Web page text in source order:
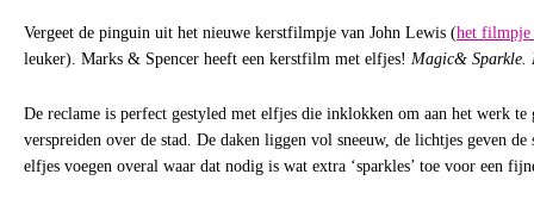
Vergeet de pinguin uit het nieuwe kerstfilmpje van John Lewis (het filmpje
leuker). Marks & Spencer heeft een kerstfilm met elfjes! Magic& Sparkle.
De reclame is perfect gestyled met elfjes die inklokken om aan het werk te
verspreiden over de stad. De daken liggen vol sneeuw, de lichtjes geven de
elfjes voegen overal waar dat nodig is wat extra ‘sparkles’ toe voor een